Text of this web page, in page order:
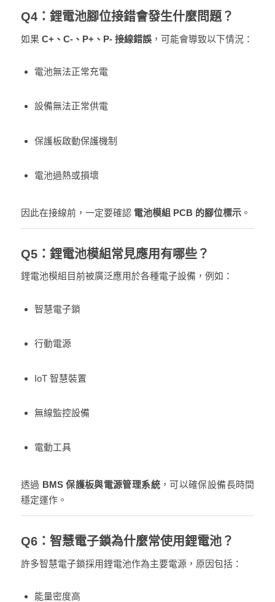
Q4：鋰電池腳位接錯會發生什麼問題？
如果 C+、C-、P+、P- 接線錯誤，可能會導致以下情況：
電池無法正常充電
設備無法正常供電
保護板啟動保護機制
電池過熱或損壞
因此在接線前，一定要確認 電池模組 PCB 的腳位標示。
Q5：鋰電池模組常見應用有哪些？
鋰電池模組目前被廣泛應用於各種電子設備，例如：
智慧電子鎖
行動電源
IoT 智慧裝置
無線監控設備
電動工具
透過 BMS 保護板與電源管理系統，可以確保設備長時間
穩定運作。
Q6：智慧電子鎖為什麼常使用鋰電池？
許多智慧電子鎖採用鋰電池作為主要電源，原因包括：
能量密度高